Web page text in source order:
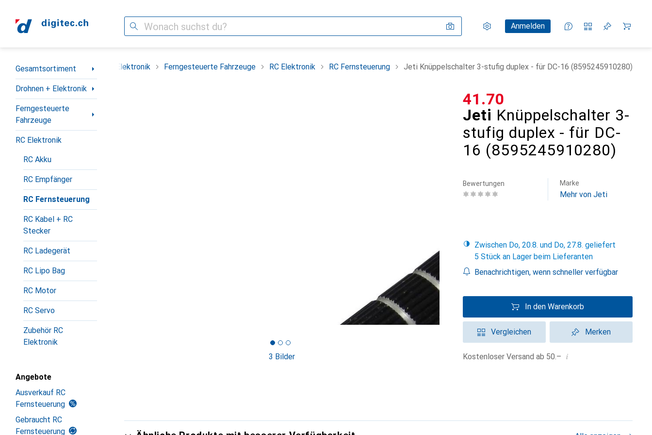
Suche Einstellungen
KundenkontoAnmelden
Vergleichslisten
Merklisten
Warenkorb
Navigation nach Kategorien
Gesamtsortiment
Drohnen + Elektronik
Ferngesteuerte
Fahrzeuge
RC Elektronik
RC Akku
RC Empfänger
RC Fernsteuerung
RC Kabel + RC
Stecker
RC Ladegerät
RC Lipo Bag
RC Motor
RC Servo
Zubehör RC
Elektronik
Angebote
Ausverkauf RC
Fernsteuerung
Gebraucht RC
Fernsteuerung
Gesamtsortiment Drohnen + Elektronik Ferngesteuerte Fahrzeuge RC Elektronik RC Fernsteuerung Jeti Knüppelschalter 3-stufig duplex - für DC-16 (8595245910280)
3 Bilder
Jeti Knüppelschalter 3-
stufig duplex - für DC-
16 (8595245910280)
CHF
41.70
Bewertungen Marke
Mehr von Jeti
Zwischen Do, 20.8. und Do, 27.8. geliefert
5 Stück an Lager beim Lieferanten
Benachrichtigen, wenn schneller verfügbar
In den Warenkorb
Vergleichen Merken
Kostenloser Versand ab 50.– i